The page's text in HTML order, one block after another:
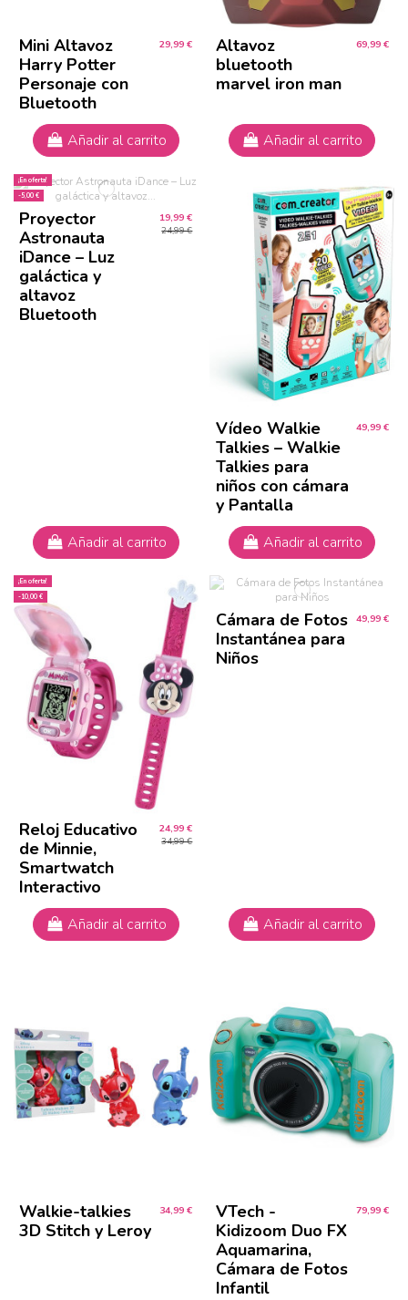
Mini Altavoz
Harry Potter
Personaje con
Bluetooth
29,99 €
Añadir al carrito
Altavoz
bluetooth
marvel iron man
69,99 €
Añadir al carrito
¡En oferta!
-5,00 €
Proyector
Astronauta
iDance – Luz
galáctica y
altavoz
Bluetooth
19,99 €
24,99 €
Añadir al carrito
Vídeo Walkie
Talkies – Walkie
Talkies para
niños con cámara
y Pantalla
49,99 €
Añadir al carrito
¡En oferta!
-10,00 €
Reloj Educativo
de Minnie,
Smartwatch
Interactivo
24,99 €
34,99 €
Añadir al carrito
Cámara de Fotos
Instantánea para
Niños
49,99 €
Añadir al carrito
Walkie-talkies
3D Stitch y Leroy
34,99 €
VTech -
Kidizoom Duo FX
Aquamarina,
Cámara de Fotos
Infantil
79,99 €